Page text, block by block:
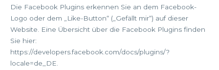
Die Facebook Plugins erkennen Sie an dem Facebook-
Logo oder dem „Like-Button“ („Gefällt mir“) auf dieser
Website. Eine Übersicht über die Facebook Plugins finden
Sie hier:
https://developers.facebook.com/docs/plugins/?
locale=de_DE.